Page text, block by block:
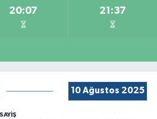
20:07 21:37
10 Ağustos 2025